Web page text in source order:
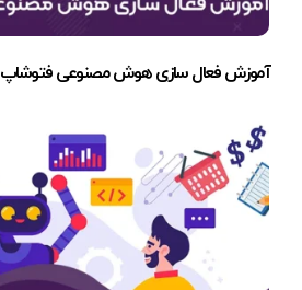
آموزش فعال سازی هوش مصنوعی فتوشاپ